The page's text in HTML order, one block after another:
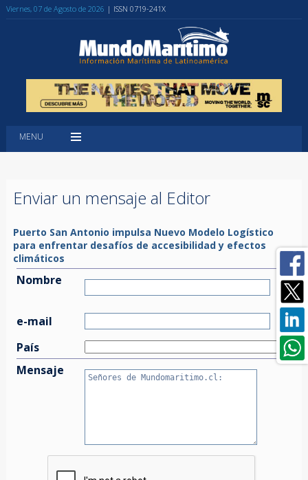
Viernes, 07 de Agosto de 2026 | ISSN 0719-241X
MENU
Enviar un mensaje al Editor
Puerto San Antonio impulsa Nuevo Modelo Logístico
para enfrentar desafíos de accesibilidad y efectos
climáticos
Nombre
e-mail
País
Mensaje